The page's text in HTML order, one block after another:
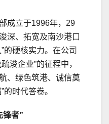
成立于1996年，29
深、拓宽及南沙港口
的硬核实力。在公司
浚企业”的征程中，
、绿色筑港、诚信奠
的时代答卷。
锋者”